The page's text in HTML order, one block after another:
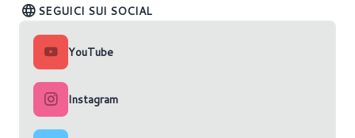
SEGUICI SUI SOCIAL
YouTube
Instagram